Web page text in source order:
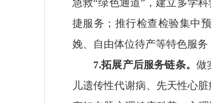
急救“绿色通道”，建立多学
捷服务；推行检查检验集中
娩、自由体位待产等特色服
7.拓展产后服务链条。做
儿遗传性代谢病、先天性心